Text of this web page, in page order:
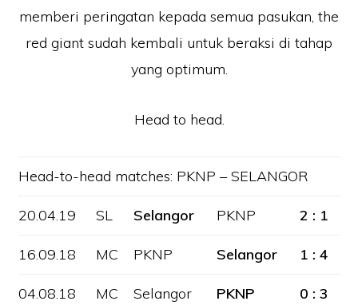
memberi peringatan kepada semua pasukan, the
red giant sudah kembali untuk beraksi di tahap
yang optimum.
Head to head.
Head-to-head matches: PKNP – SELANGOR
20.04.19 SL Selangor PKNP 2 : 1
16.09.18 MC PKNP Selangor 1 : 4
04.08.18 MC Selangor PKNP 0 : 3